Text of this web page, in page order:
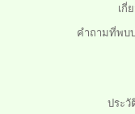
เกี่
คำถามที่พบ
ประวั